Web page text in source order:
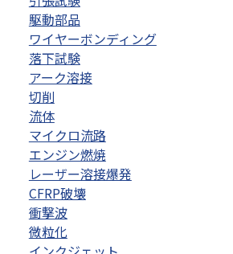
駆動部品
ワイヤーボンディング
落下試験
アーク溶接
切削
流体
マイクロ流路
エンジン燃焼
レーザー溶接爆発
CFRP破壊
衝撃波
微粒化